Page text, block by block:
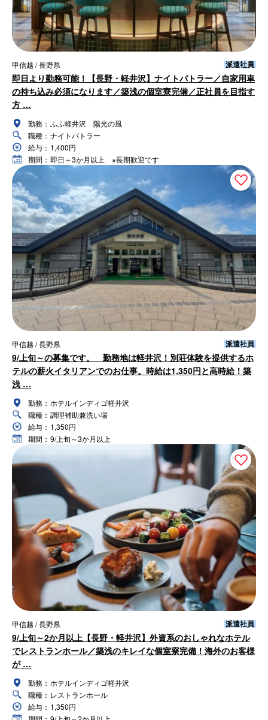
甲信越 / 長野県 派遣社員
即日より勤務可能！【長野・軽井沢】ナイトバトラー／自家用車
の持ち込み必須になります／築浅の個室寮完備／正社員を目指す
方 …
勤務： ふふ軽井沢 陽光の風
職種： ナイトバトラー
給与： 1,400円
期間： 即日～3か月以上 ※長期歓迎です
甲信越 / 長野県 派遣社員
9/上旬～の募集です。 勤務地は軽井沢！別荘体験を提供するホ
テルの薪火イタリアンでのお仕事。時給は1,350円と高時給！築
浅 …
勤務： ホテルインディゴ軽井沢
職種： 調理補助兼洗い場
給与： 1,350円
期間： 9/上旬～3か月以上
甲信越 / 長野県 派遣社員
9/上旬～2か月以上【長野・軽井沢】外資系のおしゃれなホテル
でレストランホール／築浅のキレイな個室寮完備！海外のお客様
が …
勤務： ホテルインディゴ軽井沢
職種： レストランホール
給与： 1,350円